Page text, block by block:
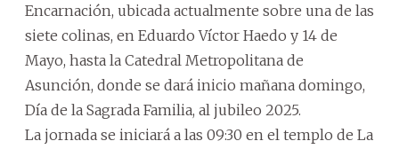
Encarnación, ubicada actualmente sobre una de las
siete colinas, en Eduardo Víctor Haedo y 14 de
Mayo, hasta la Catedral Metropolitana de
Asunción, donde se dará inicio mañana domingo,
Día de la Sagrada Familia, al jubileo 2025.
La jornada se iniciará a las 09:30 en el templo de La